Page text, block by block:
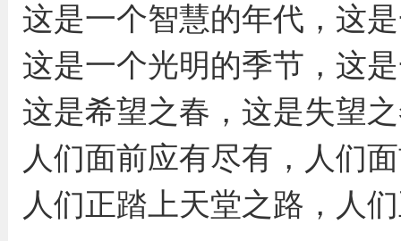
这是一个智慧的年代，这
这是一个光明的季节，这
这是希望之春，这是失望
人们面前应有尽有，人们
人们正踏上天堂之路，人